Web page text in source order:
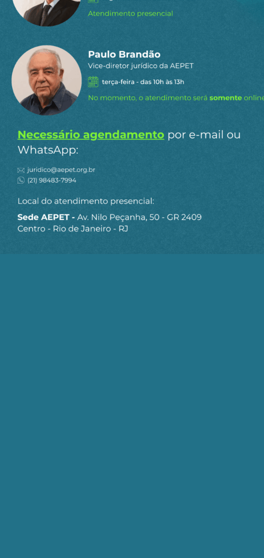
Compartilhe:
destaques do
Direto para receber os principais
em nosso site.
Ao clicar em “Cadastrar” você aceita receber nossos e-mails e
"Submissão ao mercado é
reacionário"